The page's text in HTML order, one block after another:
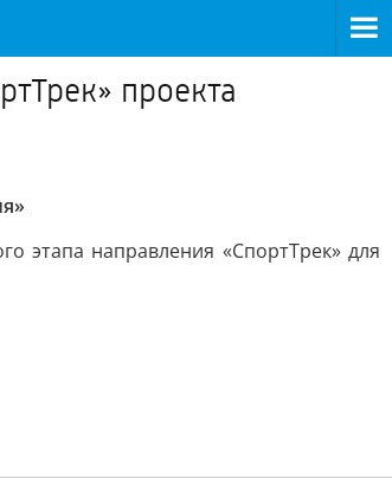
проекта
этапа направления «СпортТрек» для